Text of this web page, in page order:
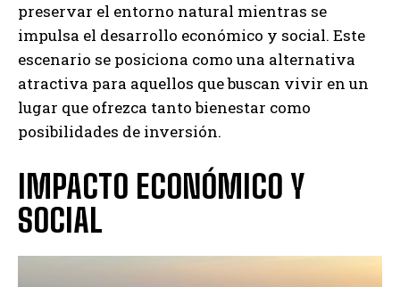
preservar el entorno natural mientras se
impulsa el desarrollo económico y social. Este
escenario se posiciona como una alternativa
atractiva para aquellos que buscan vivir en un
lugar que ofrezca tanto bienestar como
posibilidades de inversión.
IMPACTO ECONÓMICO Y
SOCIAL